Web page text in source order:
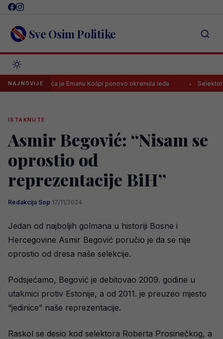
Skip
content Sve Osim Politike
NAJNOVIJE
Sreća je Emanu Košpi ponovo okrenula leđa Selektor
ISTAKNUTE
Asmir Begović: “Nisam se
oprostio od
reprezentacije BiH”
Redakcija Sop·17/11/2024
Jedan od najboljih golmana u historiji Bosne i
Hercegovine Asmir Begović poručio je da se nije
oprostio od dresa naše selekcije.
Podsjećamo, Begović je debitovao 2009. godine u
utakmici protiv Estonije, a od 2011. je preuzeo mjesto
“jedinice” naše reprezentacije.
Raskol se desio kod selektora Roberta Prosinečkog, a